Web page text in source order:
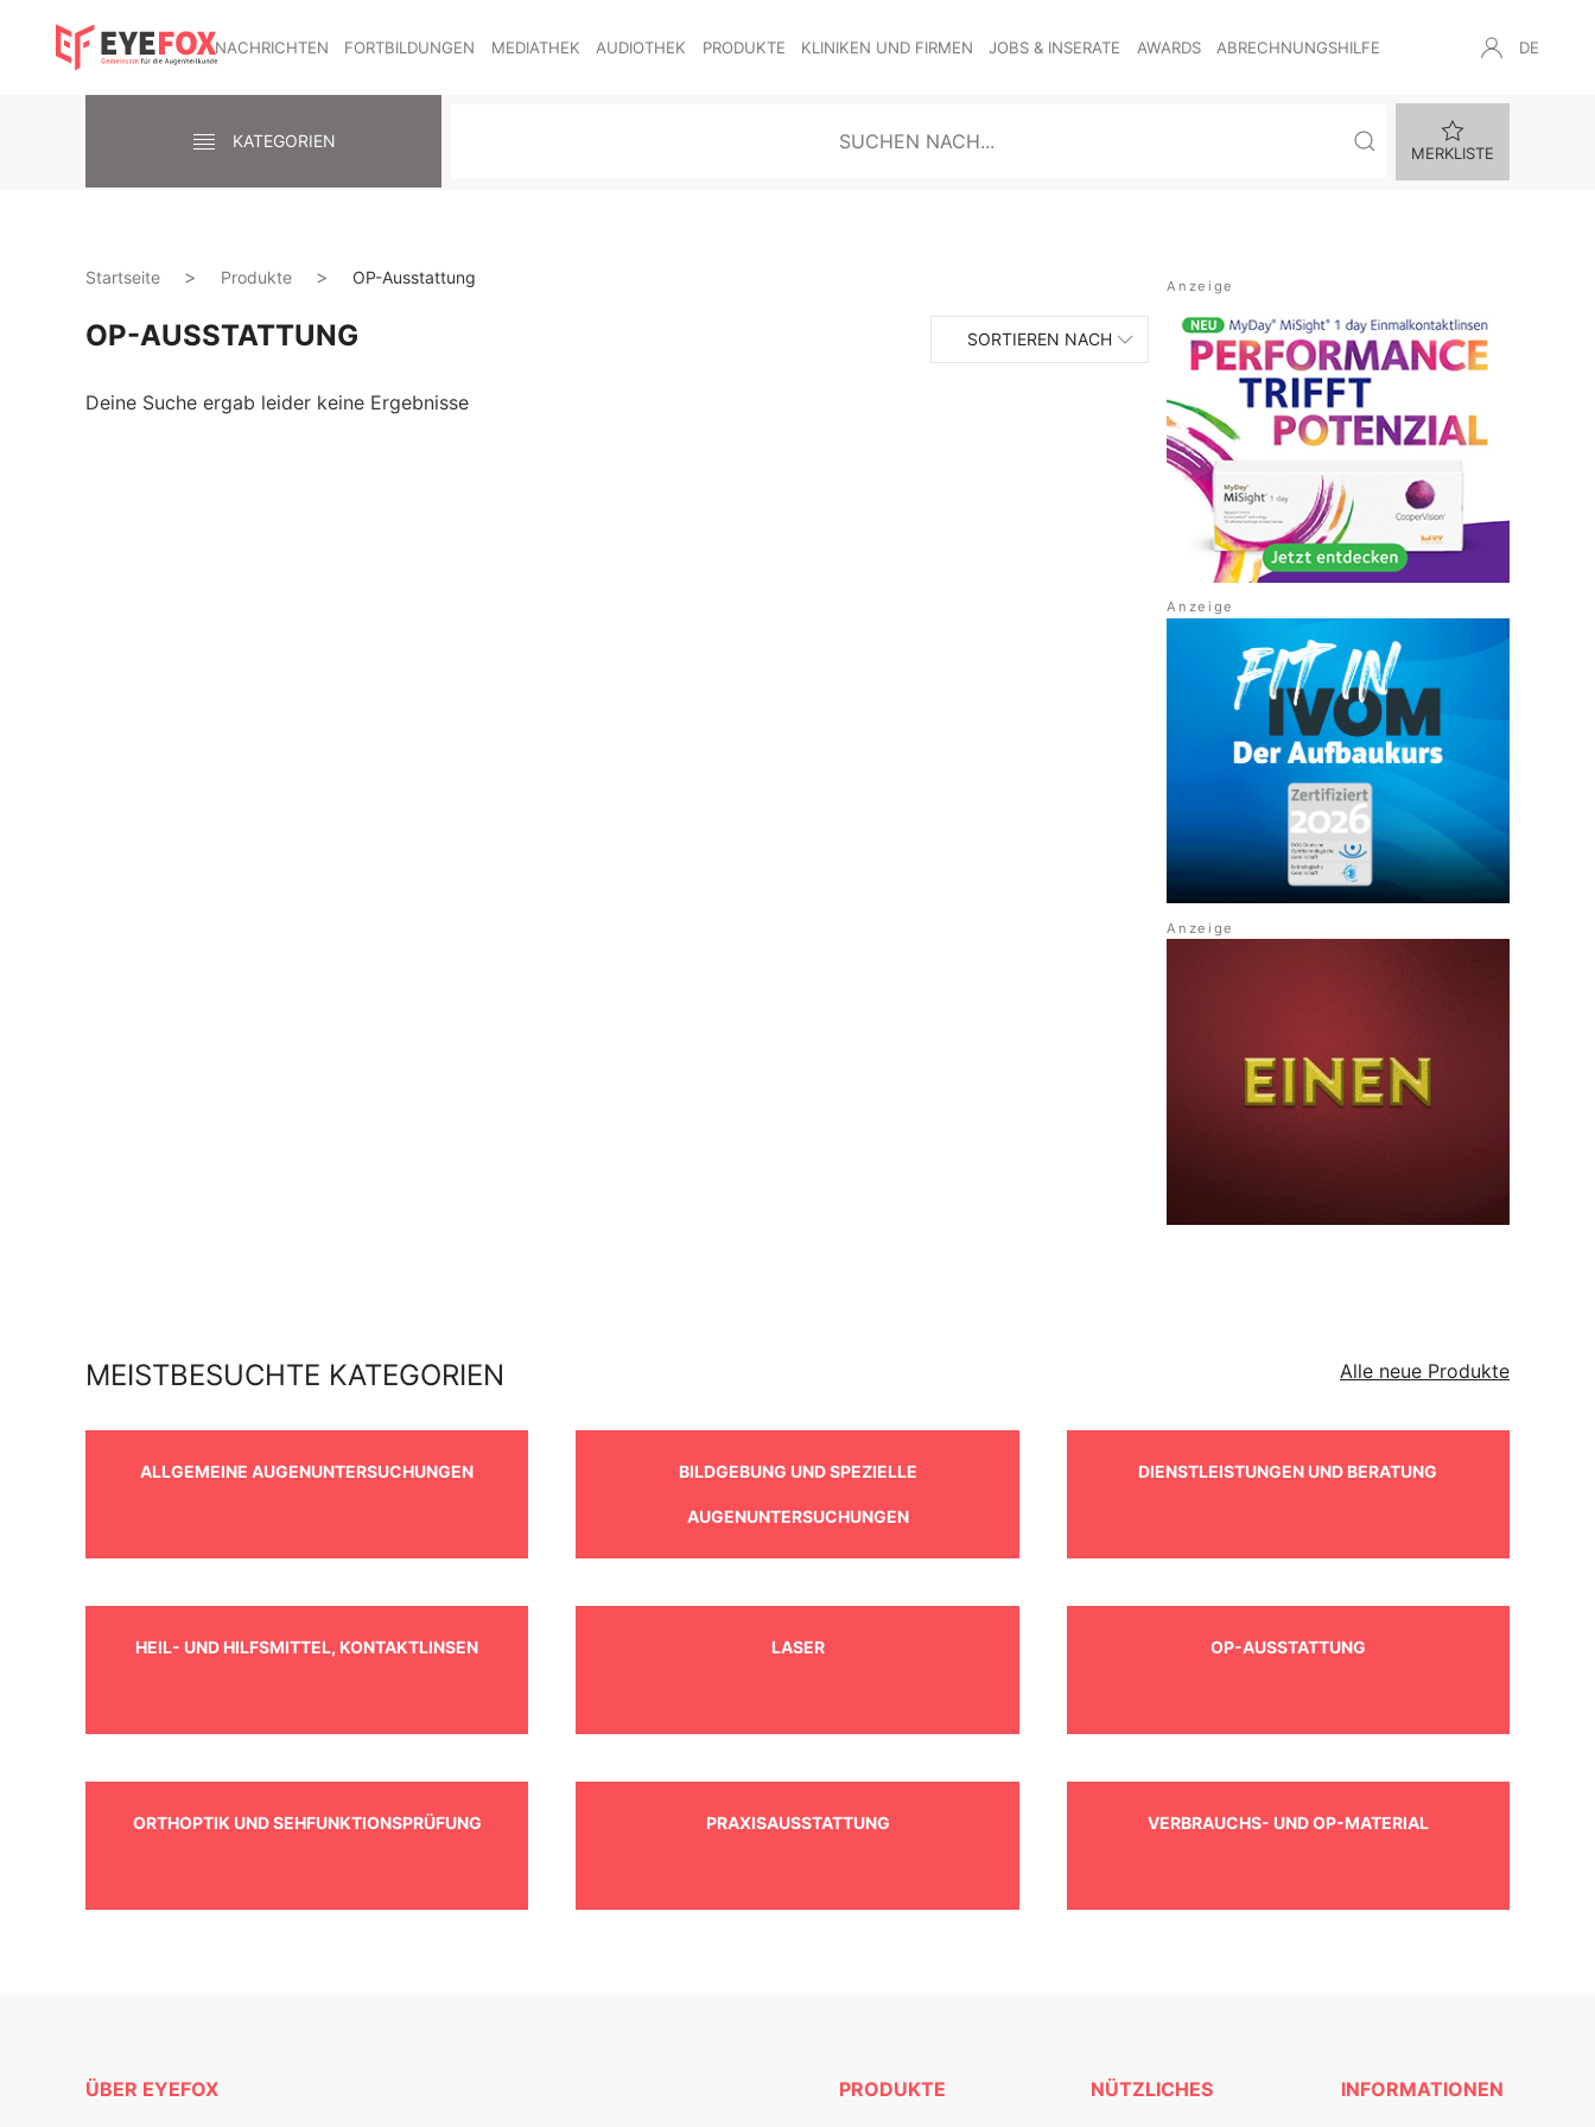
NACHRICHTEN FORTBILDUNGEN MEDIATHEK AUDIOTHEK PRODUKTE KLINIKEN UND FIRMEN JOBS & INSERATE AWARDS ABRECHNUNGSHILFE DE
KATEGORIEN
MERKLISTE
Startseite Produkte OP-Ausstattung
OP-AUSSTATTUNG SORTIEREN NACH
Deine Suche ergab leider keine Ergebnisse
MEISTBESUCHTE KATEGORIEN Alle neue Produkte
ALLGEMEINE AUGENUNTERSUCHUNGEN BILDGEBUNG UND SPEZIELLE
AUGENUNTERSUCHUNGEN
DIENSTLEISTUNGEN UND BERATUNG
HEIL- UND HILFSMITTEL, KONTAKTLINSEN LASER OP-AUSSTATTUNG
ORTHOPTIK UND SEHFUNKTIONSPRÜFUNG PRAXISAUSSTATTUNG VERBRAUCHS- UND OP-MATERIAL
ÜBER EYEFOX PRODUKTE NÜTZLICHES INFORMATIONEN